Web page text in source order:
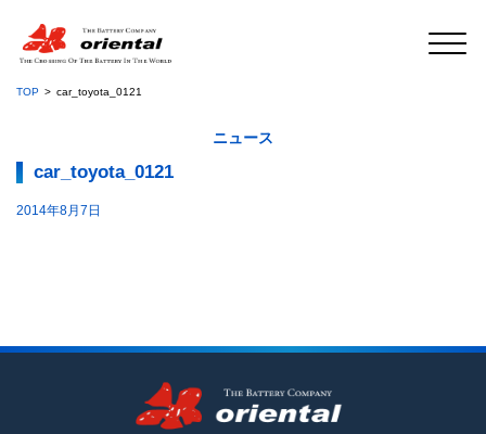
TOP car_toyota_0121
ニュース
car_toyota_0121
2014年8月7日